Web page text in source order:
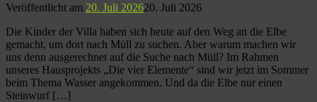
Veröffentlicht am 20. Juli 202620. Juli 2026
Die Kinder der Villa haben sich heute auf den Weg an die Elbe
gemacht, um dort nach Müll zu suchen. Aber warum machen wir
uns denn ausgerechnet auf die Suche nach Müll? Im Rahmen
unseres Hausprojekts „Die vier Elemente“ sind wir jetzt im Sommer
beim Thema Wasser angekommen. Und da die Elbe nur einen
Steinwurf […]